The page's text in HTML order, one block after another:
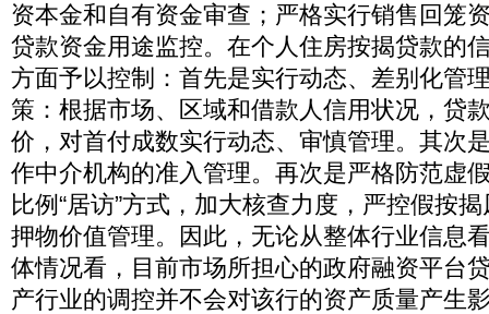
资本金和自有资金审查；严格实行销售回笼
贷款资金用途监控。在个人住房按揭贷款的
方面予以控制：首先是实行动态、差别化管
策：根据市场、区域和借款人信用状况，贷
价，对首付成数实行动态、审慎管理。其次
作中介机构的准入管理。再次是严格防范虚
比例“居访”方式，加大核查力度，严控假按
押物价值管理。因此，无论从整体行业信息
体情况看，目前市场所担心的政府融资平台
产行业的调控并不会对该行的资产质量产生